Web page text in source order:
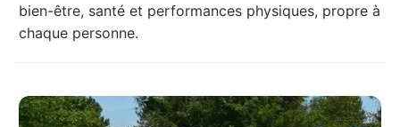
bien-être, santé et performances physiques, propre à
chaque personne.